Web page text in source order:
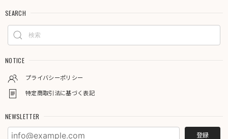
SEARCH
NOTICE
プライバシーポリシー
特定商取引法に基づく表記
NEWSLETTER
登録